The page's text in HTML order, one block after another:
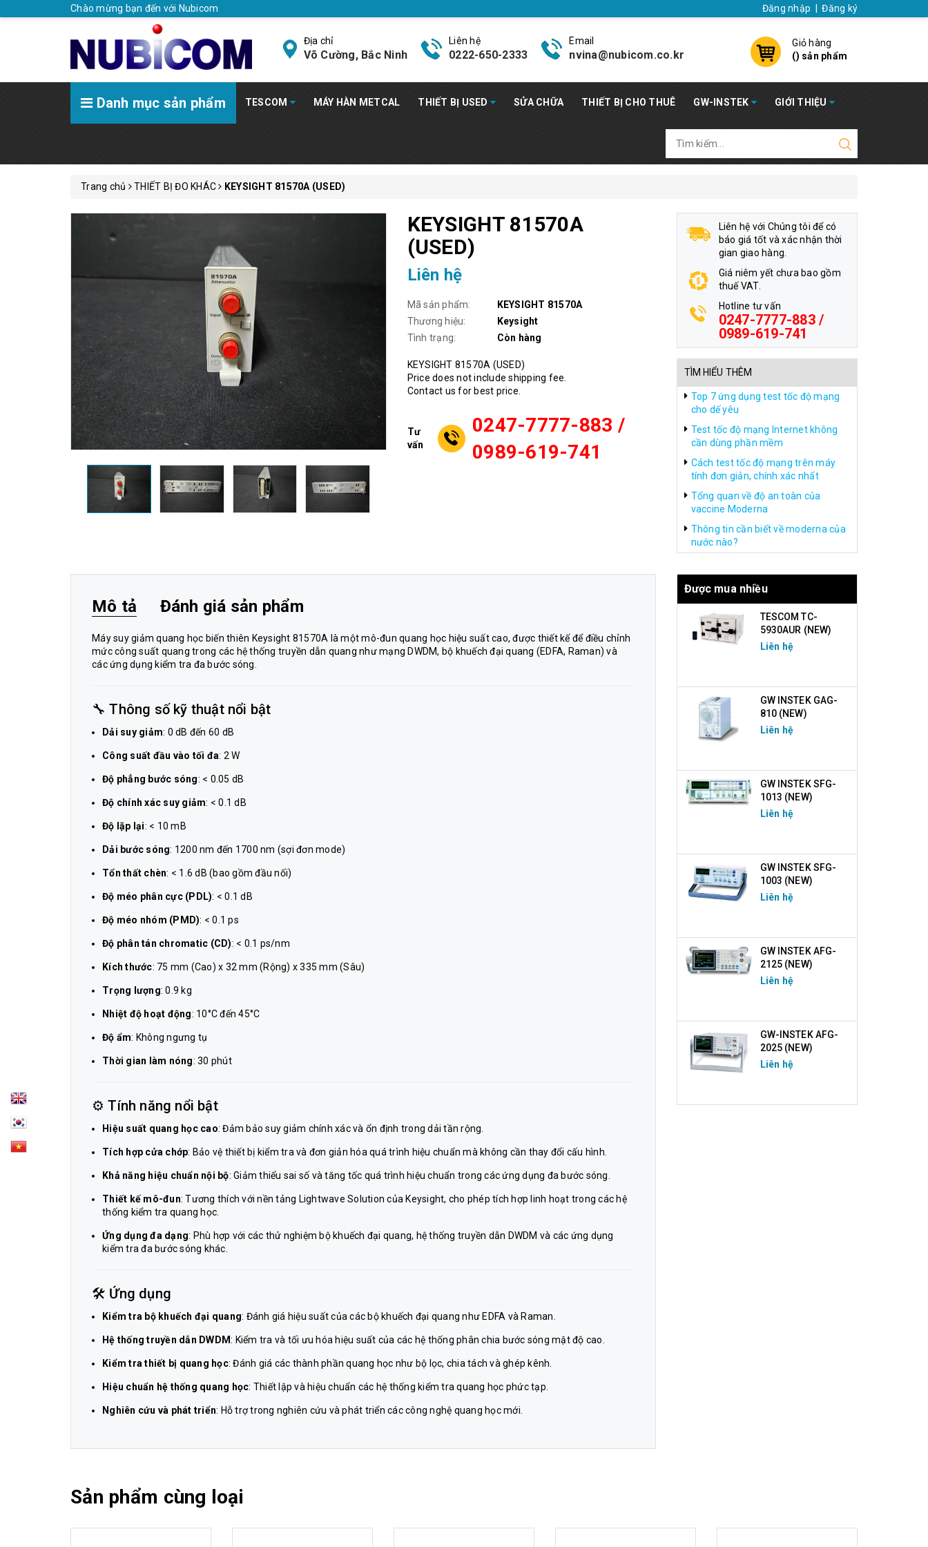
Chào mừng bạn đến với Nubicom Đăng nhập Đăng ký
Địa chỉ
Võ Cường, Bắc Ninh
Liên hệ
0222-650-2333
Email
nvina@nubicom.co.kr
Giỏ hàng
() sản phẩm
Danh mục sản phẩm TESCOM MÁY HÀN METCAL THIẾT BỊ USED SỬA CHỮA THIẾT BỊ CHO THUÊ GW-INSTEK GIỚI THIỆU
Trang chủ THIẾT BỊ ĐO KHÁC KEYSIGHT 81570A (USED)
KEYSIGHT 81570A
(USED)
Liên hệ
Mã sản phẩm:
KEYSIGHT 81570A
Thương hiệu:
Keysight
Tình trạng:
Còn hàng
KEYSIGHT 81570A (USED)
Price does not include shipping fee.
Contact us for best price.
Tư
vấn
0247-7777-883 /
0989-619-741
Liên hệ với Chúng tôi để có
báo giá tốt và xác nhận thời
gian giao hàng.
Giá niêm yết chưa bao gồm
thuế VAT.
Hotline tư vấn
0247-7777-883 /
0989-619-741
TÌM HIỂU THÊM
Top 7 ứng dụng test tốc độ mạng
cho dế yêu
Test tốc độ mạng Internet không
cần dùng phần mềm
Cách test tốc độ mạng trên máy
tính đơn giản, chính xác nhất
Tổng quan về độ an toàn của
vaccine Moderna
Thông tin cần biết về moderna của
nước nào?
Mô tả Đánh giá sản phẩm
Máy suy giảm quang học biến thiên Keysight 81570A là một mô-đun quang học hiệu suất cao, được thiết kế để điều chỉnh
mức công suất quang trong các hệ thống truyền dẫn quang như mạng DWDM, bộ khuếch đại quang (EDFA, Raman) và
các ứng dụng kiểm tra đa bước sóng.
🔧 Thông số kỹ thuật nổi bật
Dải suy giảm: 0 dB đến 60 dB
Công suất đầu vào tối đa: 2 W
Độ phẳng bước sóng: < 0.05 dB
Độ chính xác suy giảm: < 0.1 dB
Độ lặp lại: < 10 mB
Dải bước sóng: 1200 nm đến 1700 nm (sợi đơn mode)
Tổn thất chèn: < 1.6 dB (bao gồm đầu nối)
Độ méo phân cực (PDL): < 0.1 dB
Độ méo nhóm (PMD): < 0.1 ps
Độ phân tán chromatic (CD): < 0.1 ps/nm
Kích thước: 75 mm (Cao) x 32 mm (Rộng) x 335 mm (Sâu)
Trọng lượng: 0.9 kg
Nhiệt độ hoạt động: 10°C đến 45°C
Độ ẩm: Không ngưng tụ
Thời gian làm nóng: 30 phút
⚙️ Tính năng nổi bật
Hiệu suất quang học cao: Đảm bảo suy giảm chính xác và ổn định trong dải tần rộng.
Tích hợp cửa chớp: Bảo vệ thiết bị kiểm tra và đơn giản hóa quá trình hiệu chuẩn mà không cần thay đổi cấu hình.
Khả năng hiệu chuẩn nội bộ: Giảm thiểu sai số và tăng tốc quá trình hiệu chuẩn trong các ứng dụng đa bước sóng.
Thiết kế mô-đun: Tương thích với nền tảng Lightwave Solution của Keysight, cho phép tích hợp linh hoạt trong các hệ
thống kiểm tra quang học.
Ứng dụng đa dạng: Phù hợp với các thử nghiệm bộ khuếch đại quang, hệ thống truyền dẫn DWDM và các ứng dụng
kiểm tra đa bước sóng khác.
🛠️ Ứng dụng
Kiểm tra bộ khuếch đại quang: Đánh giá hiệu suất của các bộ khuếch đại quang như EDFA và Raman.
Hệ thống truyền dẫn DWDM: Kiểm tra và tối ưu hóa hiệu suất của các hệ thống phân chia bước sóng mật độ cao.
Kiểm tra thiết bị quang học: Đánh giá các thành phần quang học như bộ lọc, chia tách và ghép kênh.
Hiệu chuẩn hệ thống quang học: Thiết lập và hiệu chuẩn các hệ thống kiểm tra quang học phức tạp.
Nghiên cứu và phát triển: Hỗ trợ trong nghiên cứu và phát triển các công nghệ quang học mới.
Được mua nhiều
TESCOM TC-
5930AUR (NEW)
Liên hệ
GW INSTEK GAG-
810 (NEW)
Liên hệ
GW INSTEK SFG-
1013 (NEW)
Liên hệ
GW INSTEK SFG-
1003 (NEW)
Liên hệ
GW INSTEK AFG-
2125 (NEW)
Liên hệ
GW-INSTEK AFG-
2025 (NEW)
Liên hệ
Sản phẩm cùng loại